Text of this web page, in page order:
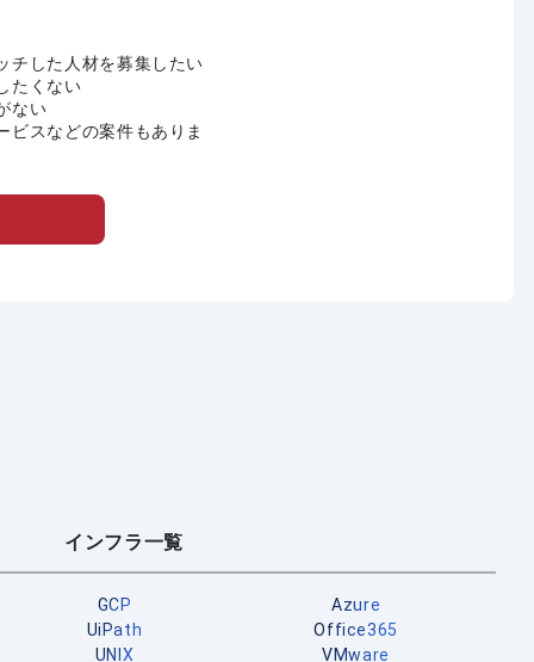
チした人材を募集したい
たくない
ない
ビスなどの案件もありま
インフラ一覧
GCP
Azure
UiPath
Office365
UNIX VMware